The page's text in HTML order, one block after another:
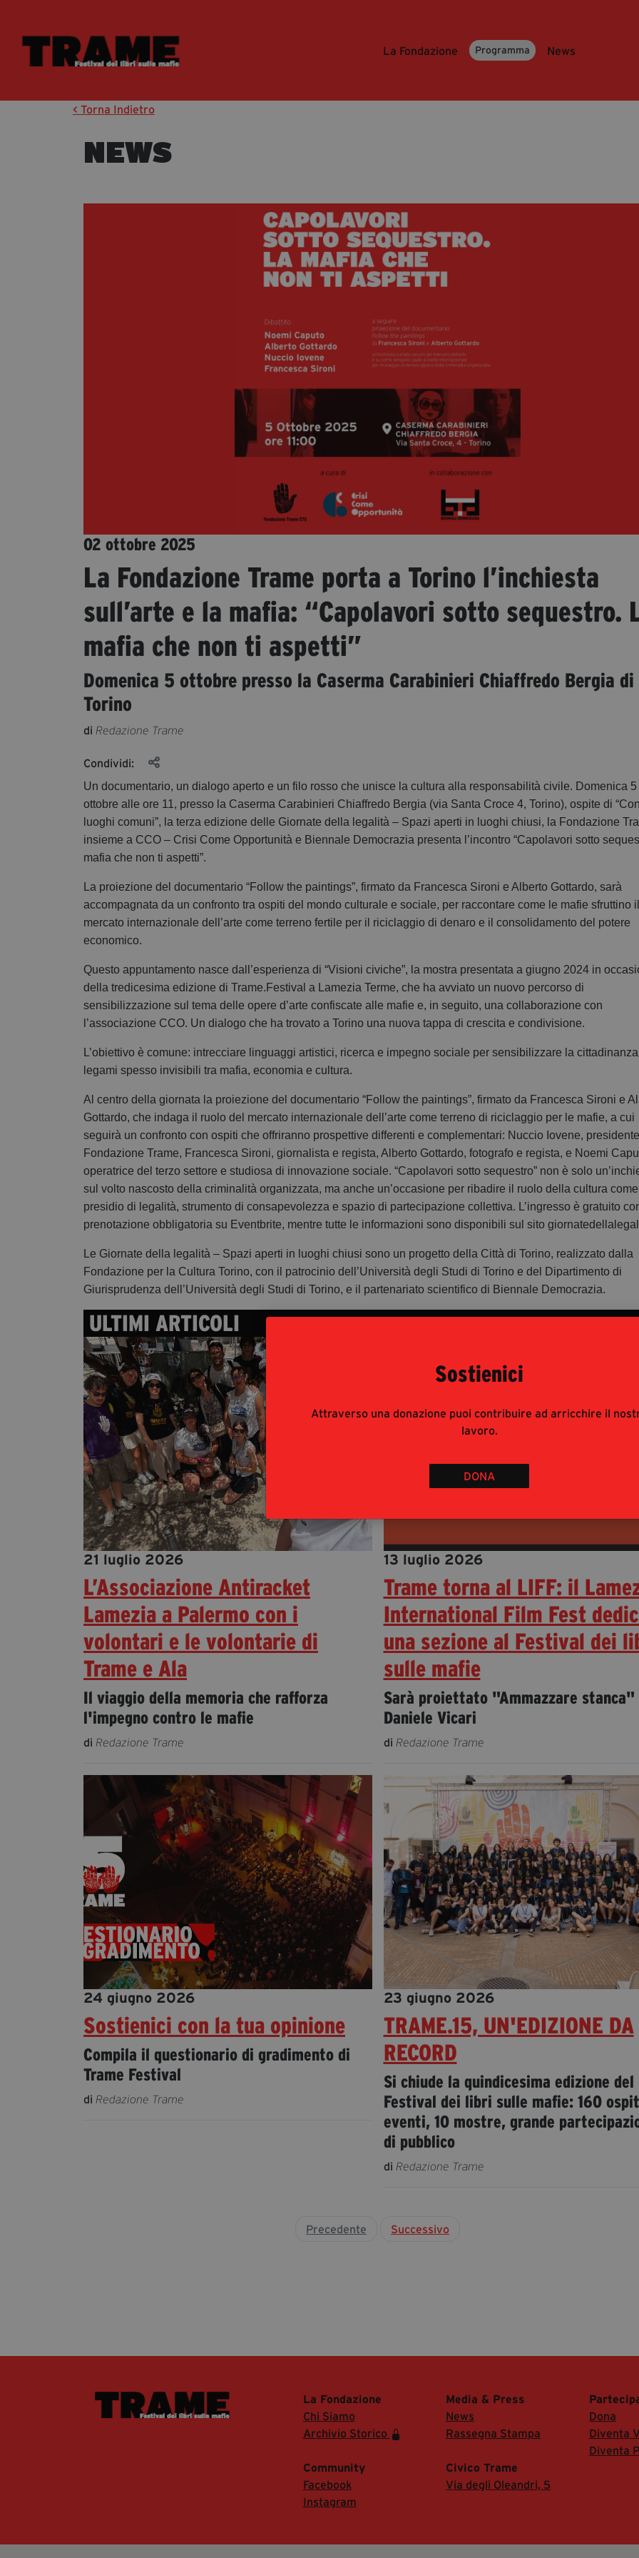
Sostienici
Attraverso una donazione puoi contribuire ad arricchire il
lavoro.
DONA
La Fondazione Programma News
< Torna Indietro
NEWS
02 ottobre 2025
La Fondazione Trame porta a Torino l’inchiesta
sull’arte e la mafia: “Capolavori sotto sequestro.
mafia che non ti aspetti”
Domenica 5 ottobre presso la Caserma Carabinieri Chiaffredo Bergia di
Torino
di Redazione Trame
Condividi:
Un documentario, un dialogo aperto e un filo rosso che unisce la cultura alla responsabilità civile. Domenica 5
ottobre alle ore 11, presso la Caserma Carabinieri Chiaffredo Bergia (via Santa Croce 4, Torino), ospite di
luoghi comuni”, la terza edizione delle Giornate della legalità – Spazi aperti in luoghi chiusi, la Fondazione
insieme a CCO – Crisi Come Opportunità e Biennale Democrazia presenta l’incontro “Capolavori sotto
mafia che non ti aspetti”.
La proiezione del documentario “Follow the paintings”, firmato da Francesca Sironi e Alberto Gottardo, sarà
accompagnata da un confronto tra ospiti del mondo culturale e sociale, per raccontare come le mafie sfruttino il
mercato internazionale dell’arte come terreno fertile per il riciclaggio di denaro e il consolidamento del potere
economico.
Questo appuntamento nasce dall’esperienza di “Visioni civiche”, la mostra presentata a giugno 2024 in
della tredicesima edizione di Trame.Festival a Lamezia Terme, che ha avviato un nuovo percorso di
sensibilizzazione sul tema delle opere d’arte confiscate alle mafie e, in seguito, una collaborazione con
l’associazione CCO. Un dialogo che ha trovato a Torino una nuova tappa di crescita e condivisione.
L’obiettivo è comune: intrecciare linguaggi artistici, ricerca e impegno sociale per sensibilizzare la
legami spesso invisibili tra mafia, economia e cultura.
Al centro della giornata la proiezione del documentario “Follow the paintings”, firmato da Francesca Sironi e
Gottardo, che indaga il ruolo del mercato internazionale dell’arte come terreno di riciclaggio per le mafie, a cui
seguirà un confronto con ospiti che offriranno prospettive differenti e complementari: Nuccio Iovene,
Fondazione Trame, Francesca Sironi, giornalista e regista, Alberto Gottardo, fotografo e regista, e Noemi
operatrice del terzo settore e studiosa di innovazione sociale. “Capolavori sotto sequestro” non è solo
sul volto nascosto della criminalità organizzata, ma anche un’occasione per ribadire il ruolo della cultura come
presidio di legalità, strumento di consapevolezza e spazio di partecipazione collettiva. L’ingresso è gratuito
prenotazione obbligatoria su Eventbrite, mentre tutte le informazioni sono disponibili sul sito
Le Giornate della legalità – Spazi aperti in luoghi chiusi sono un progetto della Città di Torino, realizzato dalla
Fondazione per la Cultura Torino, con il patrocinio dell’Università degli Studi di Torino e del Dipartimento di
Giurisprudenza dell’Università degli Studi di Torino, e il partenariato scientifico di Biennale Democrazia.
ULTIMI ARTICOLI
21 luglio 2026
L’Associazione Antiracket
Lamezia a Palermo con i
volontari e le volontarie di
Trame e Ala
Il viaggio della memoria che rafforza
l'impegno contro le mafie
di Redazione Trame
13 luglio 2026
Trame torna al LIFF: il
International Film Fest
una sezione al Festival dei
sulle mafie
Sarà proiettato "Ammazzare stanca"
Daniele Vicari
di Redazione Trame
24 giugno 2026
Sostienici con la tua opinione
Compila il questionario di gradimento di
Trame Festival
di Redazione Trame
23 giugno 2026
TRAME.15, UN'EDIZIONE DA
RECORD
Si chiude la quindicesima edizione del
Festival dei libri sulle mafie: 160
eventi, 10 mostre, grande
di pubblico
di Redazione Trame
Precedente Successivo
La Fondazione
Chi Siamo
Archivio Storico
Media & Press
News
Rassegna Stampa
Dona
Diventa
Diventa
Community
Facebook
Instagram
Civico Trame
Via degli Oleandri, 5